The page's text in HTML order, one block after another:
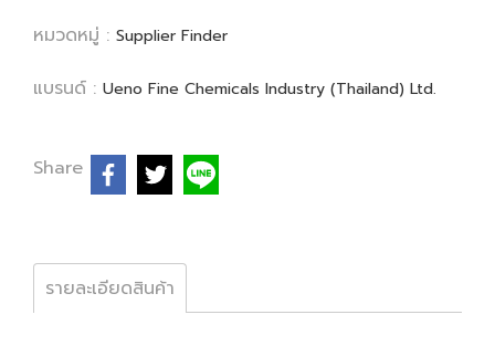
หมวดหมู่ : Supplier Finder
แบรนด์ : Ueno Fine Chemicals Industry (Thailand) Ltd.
Share
รายละเอียดสินค้า